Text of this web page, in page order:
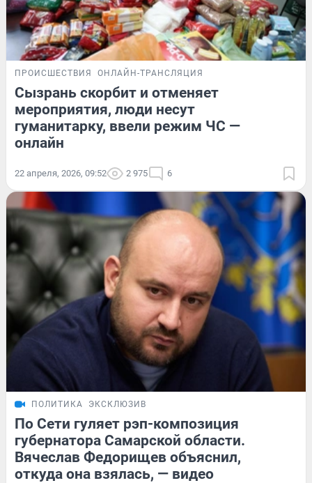
ПРОИСШЕСТВИЯ ОНЛАЙН-ТРАНСЛЯЦИЯ
Сызрань скорбит и отменяет
мероприятия, люди несут
гуманитарку, ввели режим ЧС —
онлайн
22 апреля, 2026, 09:52 2 975 6
ПОЛИТИКА ЭКСКЛЮЗИВ
По Сети гуляет рэп-композиция
губернатора Самарской области.
Вячеслав Федорищев объяснил,
откуда она взялась, — видео